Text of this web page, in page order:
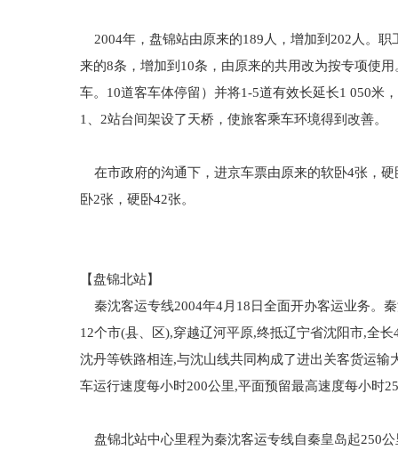
2004年，盘锦站由原来的189人，增加到202人。
来的8条，增加到10条，由原来的共用改为按专项使
车。10道客车体停留）并将1-5道有效长延长1 050米
1、2站台间架设了天桥，使旅客乘车环境得到改善。
在市政府的沟通下，进京车票由原来的软卧4张，
卧2张，硬卧42张。
【盘锦北站】
秦沈客运专线2004年4月18日全面开办客运业务。
12个市(县、区),穿越辽河平原,终抵辽宁省沈阳市,全
沈丹等铁路相连,与沈山线共同构成了进出关客货运
车运行速度每小时200公里,平面预留最高速度每小时
盘锦北站中心里程为秦沈客运专线自秦皇岛起250